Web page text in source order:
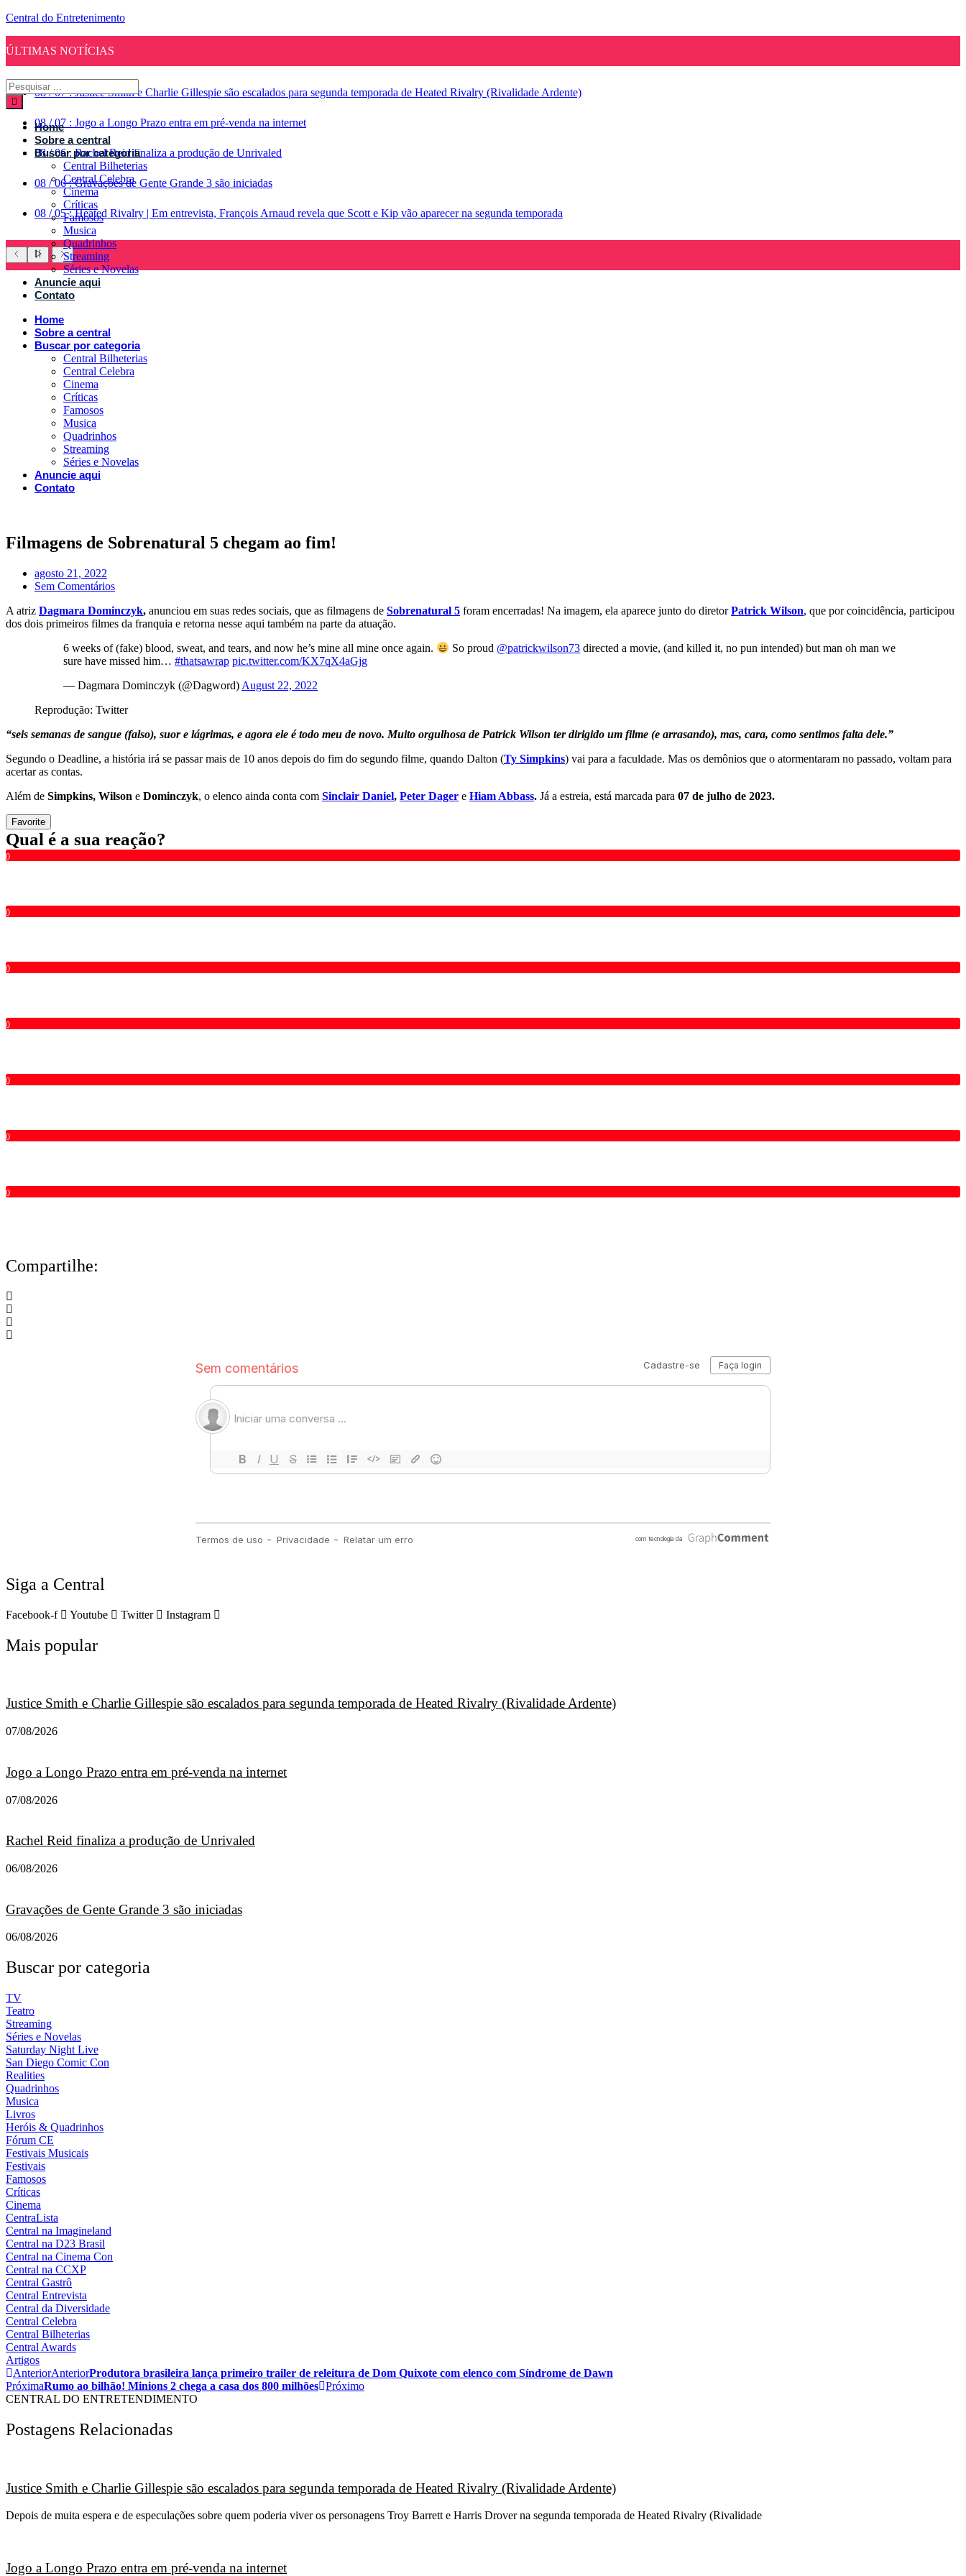
Central do Entretenimento
ÚLTIMAS NOTÍCIAS
08 / 07 : Justice Smith e Charlie Gillespie são escalados para segunda temporada de Heated Rivalry (Rivalidade Ardente)
08 / 07 : Jogo a Longo Prazo entra em pré-venda na internet
08 / 06 : Rachel Reid finaliza a produção de Unrivaled
08 / 06 : Gravações de Gente Grande 3 são iniciadas
08 / 05 : Heated Rivalry | Em entrevista, François Arnaud revela que Scott e Kip vão aparecer na segunda temporada
Home
Sobre a central
Buscar por categoria
Central Bilheterias
Central Celebra
Cinema
Críticas
Famosos
Musica
Quadrinhos
Streaming
Séries e Novelas
Anuncie aqui
Contato
Home
Sobre a central
Buscar por categoria
Central Bilheterias
Central Celebra
Cinema
Críticas
Famosos
Musica
Quadrinhos
Streaming
Séries e Novelas
Anuncie aqui
Contato
Filmagens de Sobrenatural 5 chegam ao fim!
agosto 21, 2022
Sem Comentários
A atriz Dagmara Dominczyk, anunciou em suas redes sociais, que as filmagens de Sobrenatural 5 foram encerradas! Na imagem, ela aparece junto do diretor Patrick Wilson, que por coincidência, participou
dos dois primeiros filmes da franquia e retorna nesse aqui também na parte da atuação.
6 weeks of (fake) blood, sweat, and tears, and now he’s mine all mine once again. So proud @patrickwilson73 directed a movie, (and killed it, no pun intended) but man oh man we
sure have missed him… #thatsawrap pic.twitter.com/KX7qX4aGjg
— Dagmara Dominczyk (@Dagword) August 22, 2022
Reprodução: Twitter
“seis semanas de sangue (falso), suor e lágrimas, e agora ele é todo meu de novo. Muito orgulhosa de Patrick Wilson ter dirigido um filme (e arrasando), mas, cara, como sentimos falta dele.”
Segundo o Deadline, a história irá se passar mais de 10 anos depois do fim do segundo filme, quando Dalton (Ty Simpkins) vai para a faculdade. Mas os demônios que o atormentaram no passado, voltam para
acertar as contas.
Além de Simpkins, Wilson e Dominczyk, o elenco ainda conta com Sinclair Daniel, Peter Dager e Hiam Abbass. Já a estreia, está marcada para 07 de julho de 2023.
Favorite
Qual é a sua reação?
0
0
0
0
0
0
0
Compartilhe:
Siga a Central
Facebook-f Youtube Twitter Instagram
Mais popular
Justice Smith e Charlie Gillespie são escalados para segunda temporada de Heated Rivalry (Rivalidade Ardente)
07/08/2026
Jogo a Longo Prazo entra em pré-venda na internet
07/08/2026
Rachel Reid finaliza a produção de Unrivaled
06/08/2026
Gravações de Gente Grande 3 são iniciadas
06/08/2026
Buscar por categoria
TV
Teatro
Streaming
Séries e Novelas
Saturday Night Live
San Diego Comic Con
Realities
Quadrinhos
Musica
Livros
Heróis & Quadrinhos
Fórum CE
Festivais Musicais
Festivais
Famosos
Críticas
Cinema
CentraLista
Central na Imagineland
Central na D23 Brasil
Central na Cinema Con
Central na CCXP
Central Gastrô
Central Entrevista
Central da Diversidade
Central Celebra
Central Bilheterias
Central Awards
Artigos
AnteriorAnteriorProdutora brasileira lança primeiro trailer de releitura de Dom Quixote com elenco com Síndrome de Dawn
PróximaRumo ao bilhão! Minions 2 chega a casa dos 800 milhões Próximo
CENTRAL DO ENTRETENDIMENTO
Postagens Relacionadas
Justice Smith e Charlie Gillespie são escalados para segunda temporada de Heated Rivalry (Rivalidade Ardente)
Depois de muita espera e de especulações sobre quem poderia viver os personagens Troy Barrett e Harris Drover na segunda temporada de Heated Rivalry (Rivalidade
Jogo a Longo Prazo entra em pré-venda na internet